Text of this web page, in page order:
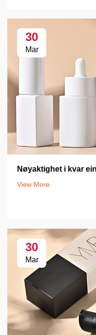
30
Mar
Nøyaktighet i kvar
View More
30
Mar